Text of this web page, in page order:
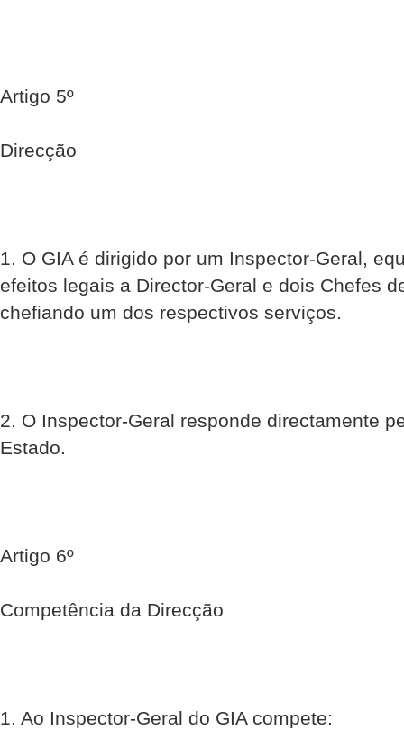
Artigo 5º
Direcção
1. O GIA é dirigido por um Inspector-Geral,
efeitos legais a Director-Geral e dois Chefes
chefiando um dos respectivos serviços.
2. O Inspector-Geral responde directamente
Estado.
Artigo 6º
Competência da Direcção
1. Ao Inspector-Geral do GIA compete: